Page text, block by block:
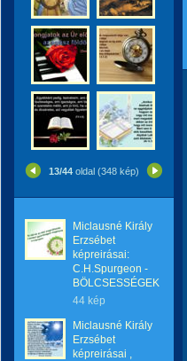
13/44 oldal (348 kép)
Miclausné Király
Erzsébet
képreirásai:
C.H.Spurgeon -
BÖLCSESSÉGEK
44 kép
Miclausné Király
Erzsébet
képreirásai ,